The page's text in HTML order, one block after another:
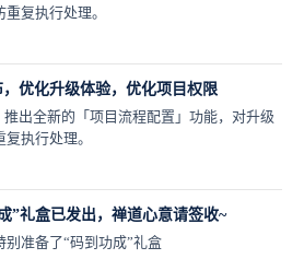
复执行处理。
优化升级体验，优化项目权限
推出全新的「项目流程配置」功能，对升级
执行处理。
”礼盒已发出，禅道心意请签收~
准备了“码到功成”礼盒